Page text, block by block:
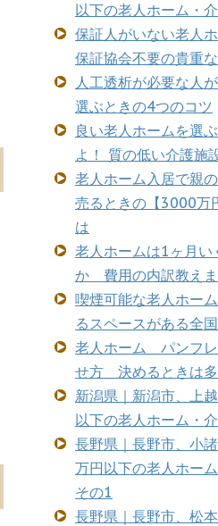
以下の老人ホーム・
保証人がいない老人
保証協会不要の貴重
人工透析が必要な人
選ぶときの4つのコツ
良い老人ホームを選
よ！ 質の低い介護施
老人ホーム入居で親
売るときの【3000万
は
老人ホームは1ヶ月い
か 費用の内訳教え
喫煙可能な老人ホー
るスペースがある全
老人ホーム パンフ
せ方 決めるときは
新潟県｜新潟市、上
以下の老人ホーム・
長野県｜長野市、小
万円以下の老人ホー
その1
長野県｜長野市、松